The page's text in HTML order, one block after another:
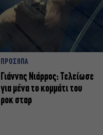
ΠΡΟΣΩΠΑ
Γιάννης Νιάρρος: Τελείωσε
για μένα το κομμάτι του
ροκ σταρ